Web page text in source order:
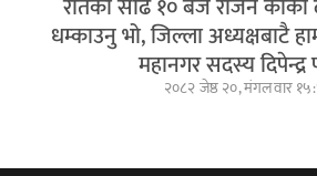
रातको साढे १० बजे राजन
धम्काउनु भो, जिल्ला अध्यक्षबाटै
महानगर सदस्य दिपेन्द्र
२०८२ जेष्ठ २०, मंगलवार